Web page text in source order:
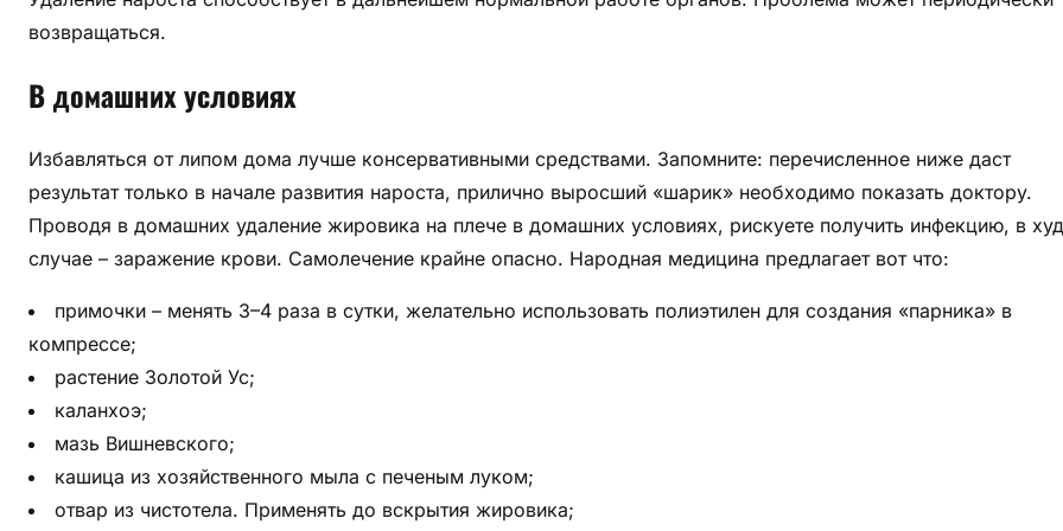
возвращаться.
В домашних условиях
Избавляться от липом дома лучше консервативными средствами. Запомните: перечисленное ниже даст
результат только в начале развития нароста, прилично выросший «шарик» необходимо показать доктору.
Проводя в домашних удаление жировика на плече в домашних условиях, рискуете получить инфекцию, в
случае – заражение крови. Самолечение крайне опасно. Народная медицина предлагает вот что:
примочки – менять 3–4 раза в сутки, желательно использовать полиэтилен для создания «парника» в
компрессе;
растение Золотой Ус;
каланхоэ;
мазь Вишневского;
кашица из хозяйственного мыла с печеным луком;
отвар из чистотела. Применять до вскрытия жировика;